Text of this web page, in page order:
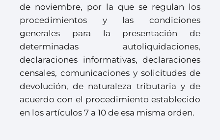
de noviembre, por la que se regulan los
procedimientos y las condiciones
generales para la presentación de
determinadas autoliquidaciones,
declaraciones informativas, declaraciones
censales, comunicaciones y solicitudes de
devolución, de naturaleza tributaria y de
acuerdo con el procedimiento establecido
en los artículos 7 a 10 de esa misma orden.